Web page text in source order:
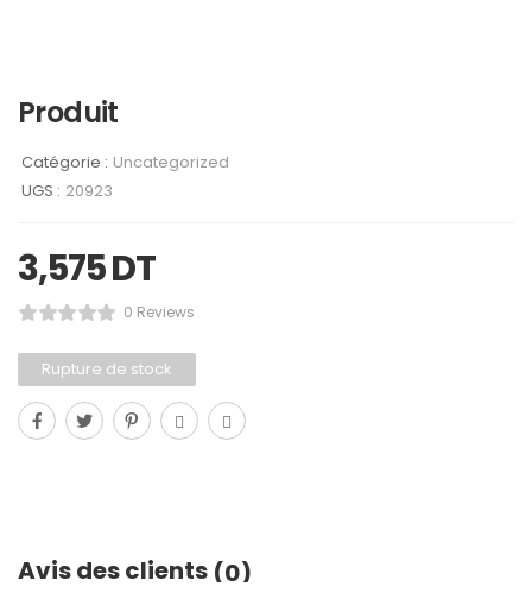
Produit
Catégorie : Uncategorized
UGS : 20923
3,575DT
0 Reviews
Rupture de stock
Avis des clients (0)